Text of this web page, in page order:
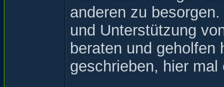
anderen zu
und Unterstützung
beraten und
geschrieben, hier